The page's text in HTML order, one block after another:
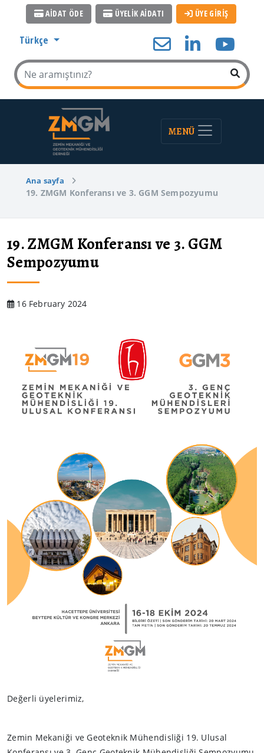
AİDAT ÖDE ÜYELİK AİDATI ÜYE GİRİŞ
Türkçe
MENÜ
Ana sayfa
19. ZMGM Konferansı ve 3. GGM Sempozyumu
19. ZMGM Konferansı ve 3. GGM
Sempozyumu
16 February 2024
Değerli üyelerimiz,
Zemin Mekaniği ve Geoteknik Mühendisliği 19. Ulusal